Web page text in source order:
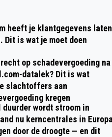
heeft je klantgegevens laten
Dit is wat je moet doen
op schadevergoeding na
datalek? Dit is wat
slachtoffers aan
kregen
duurder wordt stroom in
nu kerncentrales in
door de droogte — en dit